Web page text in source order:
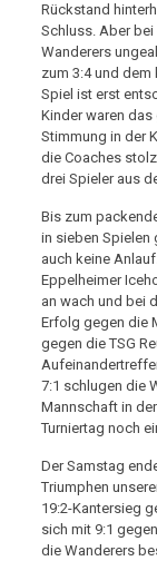
Rückstand
Schluss. Aber
Wanderers
zum 3:4 und dem
Spiel ist erst
Kinder waren
Stimmung in der
die Coaches
drei Spieler aus
Bis zum
in sieben Spielen
auch keine
Eppelheimer
an wach und bei
Erfolg gegen die
gegen die TSG
7:1 schlugen die
Mannschaft in
Turniertag noch
Der Samstag
Triumphen
19:2-Kantersieg
sich mit 9:1
die Wanderers